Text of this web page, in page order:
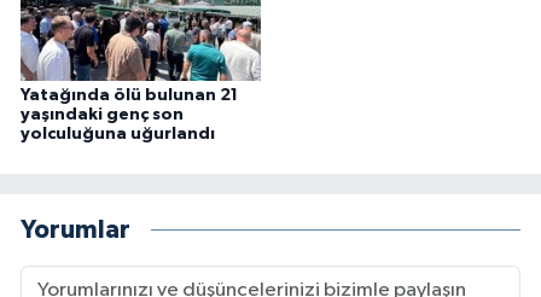
Yatağında ölü bulunan 21
yaşındaki genç son
yolculuğuna uğurlandı
Yorumlar